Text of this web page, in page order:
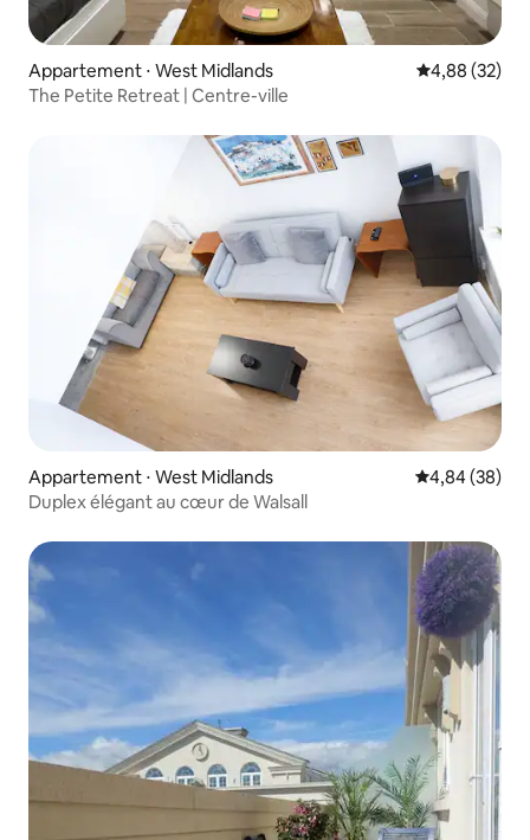
Appartement ⋅ West Midlands Évaluation
4,88 (32)
The Petite Retreat | Centre-ville
Appartement ⋅ West Midlands Évaluation
4,84 (38)
Duplex élégant au cœur de Walsall